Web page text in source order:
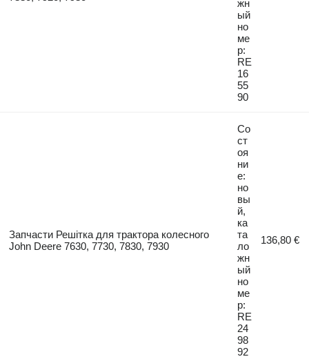
жн
ый
но
ме
р:
RE
16
55
90
Запчасти Решітка для трактора колесного
John Deere 7630, 7730, 7830, 7930
Со
ст
оя
ни
е:
но
вы
й,
ка
та
ло
жн
ый
но
ме
р:
RE
24
98
92
136,80 €